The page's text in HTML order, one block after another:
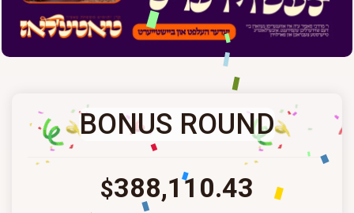
BONUS ROUND
$388,110.43